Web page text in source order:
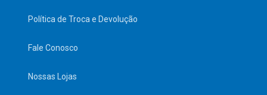
Política de Troca e Devolução
Fale Conosco
Nossas Lojas